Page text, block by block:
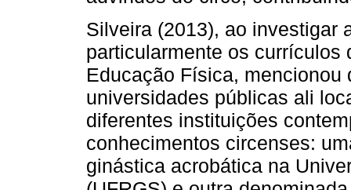
Silveira (2013), ao investigar
particularmente os
Educação Física,
universidades públicas ali
diferentes instituições
conhecimentos circenses:
ginástica acrobática na